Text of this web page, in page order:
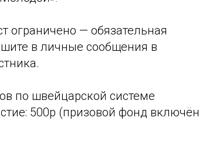
ограничено — обязательная
в личные сообщения в
по швейцарской системе
500р (призовой фонд включён